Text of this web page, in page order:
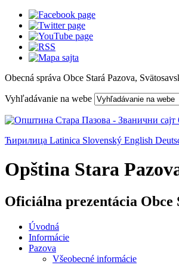
Obecná správa Obce Stará Pazova,
Vyhľadávanie na webe
Ћирилица Latinica Slovenský English
Opština Stara
Oficiálna prezentácia Obce
Úvodná
Informácie
Pazova
Všeobecné informácie